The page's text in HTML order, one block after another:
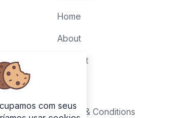
Home
About
Contact
Terms & Conditions
com seus